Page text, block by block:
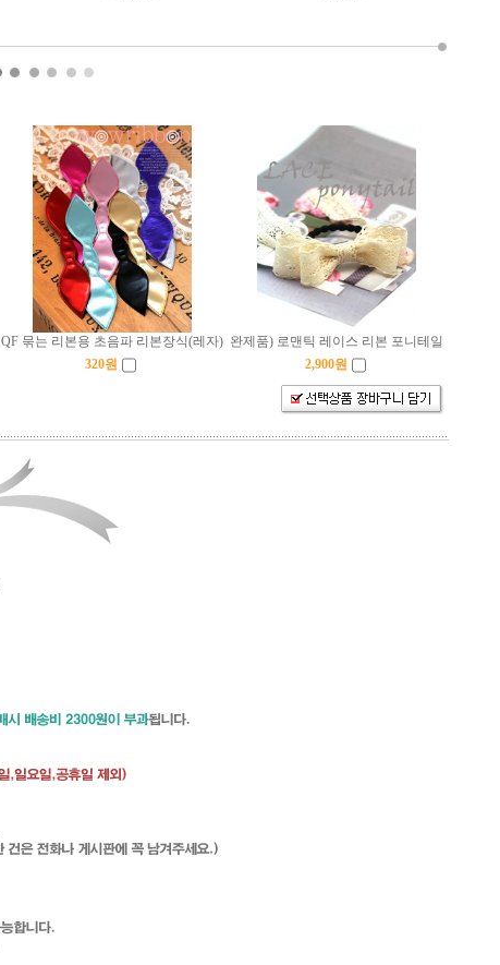
QF 묶는 리본용 초음파 리본장식(레자) 완제품) 로맨틱 레이스 리본 포니테일
320원 2,900원